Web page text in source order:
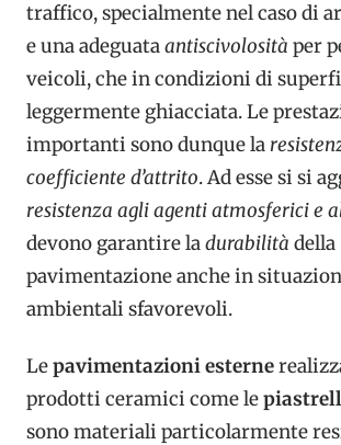
traffico, specialmente nel caso di
e una adeguataantiscivolosità per
veicoli, che in condizioni di
leggermente ghiacciata. Le
importanti sono dunque la
coefficiente d’attrito. Ad esse si si
resistenza agli agenti atmosferici e
devono garantire ladurabilità della
pavimentazione anche in
ambientali sfavorevoli.
Lepavimentazioni esterne
prodotti ceramici come le
sono materiali particolarmente